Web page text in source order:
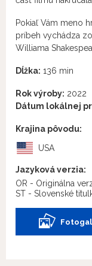
Pokiaľ Vám meno
príbeh vychádza
Williama
Dĺžka: 136 min
Rok výroby: 2022
Dátum lokálnej
Krajina pôvodu:
USA
Jazyková verzia:
OR - Originálna
ST - Slovenské